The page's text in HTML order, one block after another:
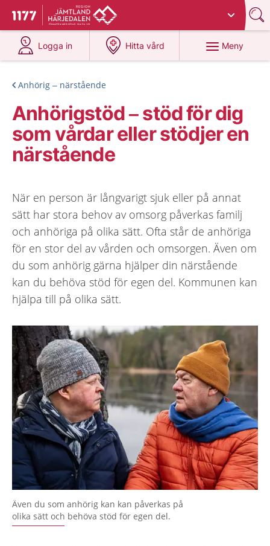
Till startsidan för 1177
Du har valt region
Logga in
på 1177.se
Hitta vård
på 1177.se
Meny
Anhörig – närstående
Anhörigstöd – stöd för dig
som vårdar eller stödjer en
närstående
När en person är långvarigt sjuk eller på annat
sätt har stora behov av omsorg påverkas familj
och anhöriga på olika sätt. Ofta står de anhöriga
för en stor del av vården och omsorgen. Även om
du som anhörig gärna hjälper din närstående
kan du behöva stöd för egen del. Kommunen kan
hjälpa till på olika sätt.
Även du som anhörig kan kan påverkas på
olika sätt och behöva stöd för egen del.